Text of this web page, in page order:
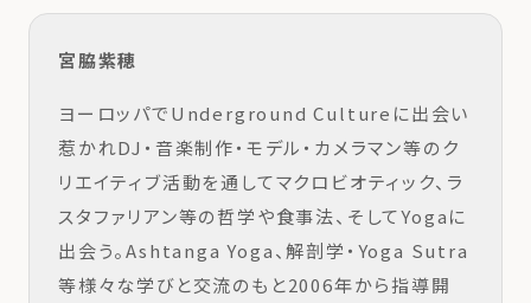
宮脇紫穂
ヨーロッパでUnderground Cultureに出会い
惹かれDJ・音楽制作・モデル・カメラマン等のク
リエイティブ活動を通してマクロビオティック、ラ
スタファリアン等の哲学や食事法、そしてYogaに
出会う。Ashtanga Yoga、解剖学・Yoga Sutra
等様々な学びと交流のもと2006年から指導開